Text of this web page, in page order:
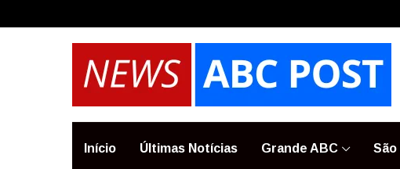
Início Últimas Notícias Grande ABC São